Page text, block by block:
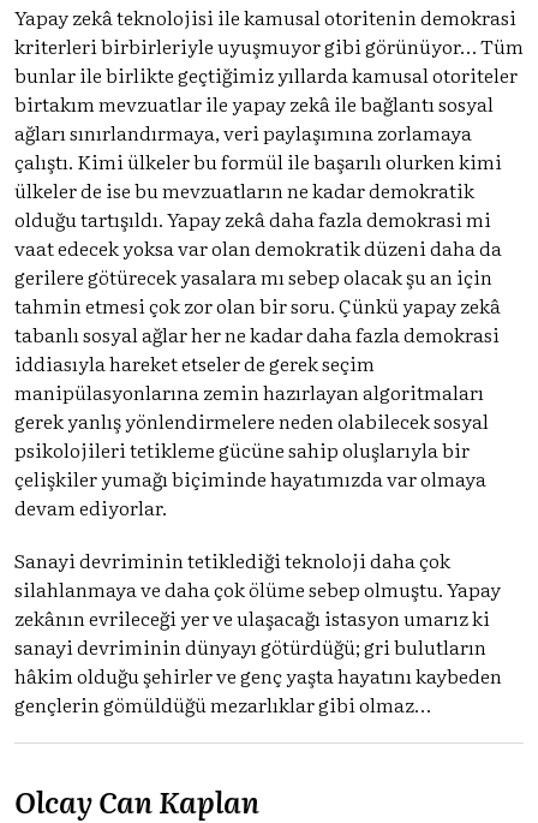
Yapay zekâ teknolojisi ile kamusal otoritenin demokrasi
kriterleri birbirleriyle uyuşmuyor gibi görünüyor… Tüm
bunlar ile birlikte geçtiğimiz yıllarda kamusal otoriteler
birtakım mevzuatlar ile yapay zekâ ile bağlantı sosyal
ağları sınırlandırmaya, veri paylaşımına zorlamaya
çalıştı. Kimi ülkeler bu formül ile başarılı olurken kimi
ülkeler de ise bu mevzuatların ne kadar demokratik
olduğu tartışıldı. Yapay zekâ daha fazla demokrasi mi
vaat edecek yoksa var olan demokratik düzeni daha da
gerilere götürecek yasalara mı sebep olacak şu an için
tahmin etmesi çok zor olan bir soru. Çünkü yapay zekâ
tabanlı sosyal ağlar her ne kadar daha fazla demokrasi
iddiasıyla hareket etseler de gerek seçim
manipülasyonlarına zemin hazırlayan algoritmaları
gerek yanlış yönlendirmelere neden olabilecek sosyal
psikolojileri tetikleme gücüne sahip oluşlarıyla bir
çelişkiler yumağı biçiminde hayatımızda var olmaya
devam ediyorlar.
Sanayi devriminin tetiklediği teknoloji daha çok
silahlanmaya ve daha çok ölüme sebep olmuştu. Yapay
zekânın evrileceği yer ve ulaşacağı istasyon umarız ki
sanayi devriminin dünyayı götürdüğü; gri bulutların
hâkim olduğu şehirler ve genç yaşta hayatını kaybeden
gençlerin gömüldüğü mezarlıklar gibi olmaz…
Olcay Can Kaplan